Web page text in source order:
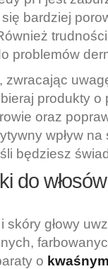
bardziej
problemów
zwracając
produkty o
oraz
wpływ na
będziesz
do
skóry głowy
o